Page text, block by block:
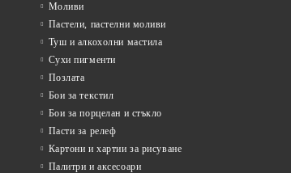
Моливи
Пастели, пастелни моливи
Туш и алкохолни мастила
Сухи пигменти
Позлата
Бои за текстил
Бои за порцелан и стъкло
Пасти за релеф
Картони и хартии за рисуване
Палитри и аксесоари